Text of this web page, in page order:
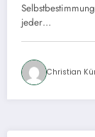
jeder…
Christian